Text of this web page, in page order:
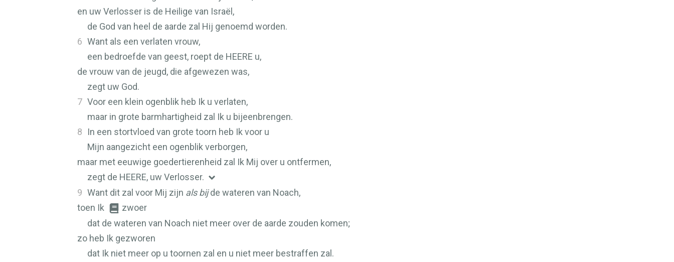
en uw Verlosser is de Heilige van Israël,
de God van heel de aarde zal Hij genoemd worden.
6 Want als een verlaten vrouw,
een bedroefde van geest, roept de HEERE u,
de vrouw van de jeugd, die afgewezen was,
zegt uw God.
7 Voor een klein ogenblik heb Ik u verlaten,
maar in grote barmhartigheid zal Ik u bijeenbrengen.
8
In een stortvloed van grote toorn heb Ik voor u
Mijn aangezicht een ogenblik verborgen,
maar met eeuwige goedertierenheid zal Ik Mij over u ontfermen,
zegt de HEERE, uw Verlosser.
9 Want dit zal voor Mij zijn als bijde wateren van Noach,
toen Ik
zwoer
dat de wateren van Noach niet meer over de aarde zouden komen;
zo heb Ik gezworen
dat Ik niet meer op u toornen zal en u niet meer bestraffen zal.